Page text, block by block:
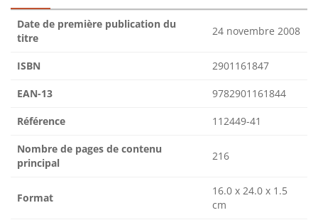
Date de première publication du
titre
24 novembre 2008
ISBN 2901161847
EAN-13 9782901161844
Référence 112449-41
Nombre de pages de contenu
principal
216
Format
16.0 x 24.0 x 1.5
cm